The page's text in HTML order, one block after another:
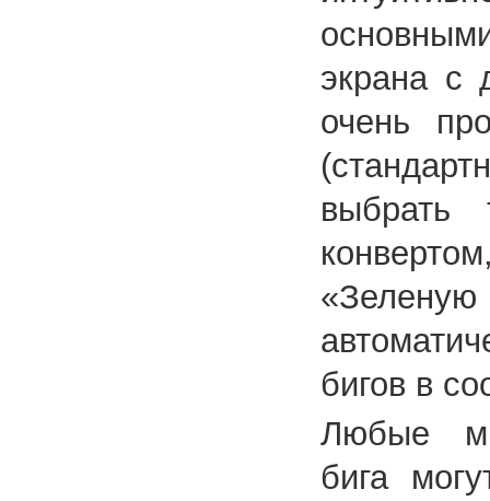
экрана с
очень
выбрать
бигов в
Любые
бига